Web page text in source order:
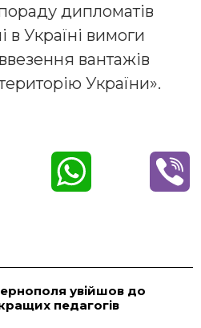
дипломатів
в Україні вимоги
вантажів
України».
t
увійшов до
педагогів